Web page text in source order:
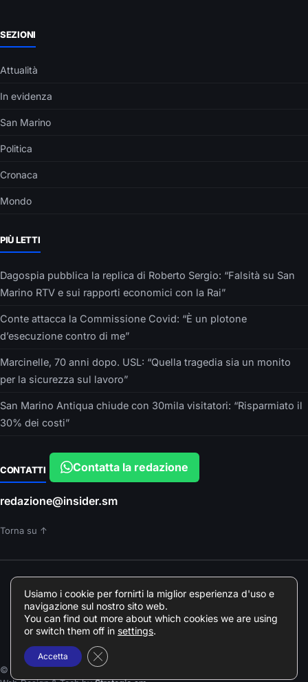
SEZIONI
Attualità
In evidenza
San Marino
Politica
Cronaca
Mondo
PIÙ LETTI
Dagospia pubblica la replica di Roberto Sergio: “Falsità su San
Marino RTV e sui rapporti economici con la Rai”
Conte attacca la Commissione Covid: “È un plotone
d’esecuzione contro di me”
Marcinelle, 70 anni dopo. USL: “Quella tragedia sia un monito
per la sicurezza sul lavoro”
San Marino Antiqua chiude con 30mila visitatori: “Risparmiato il
30% dei costi”
CONTATTI Contatta la redazione
redazione@insider.sm
Torna su ↑
Insider srls – VIA ARGONNE, 10 – PARMA
Direttore responsabile: Francesca Devincenzi
Giornalista professionista Odg Emilia Romagna elenco professionisti
© 2026 Insider.sm · Tutti i diritti riservati
Usiamo i cookie per fornirti la miglior esperienza d'uso e
navigazione sul nostro sito web.
You can find out more about which cookies we are using
or switch them off in settings.
Accetta Close GDPR Cookie Banner